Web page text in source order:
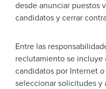
desde anunciar puestos
candidatos y cerrar
Entre las
reclutamiento se
candidatos por Internet
seleccionar solicitudes y